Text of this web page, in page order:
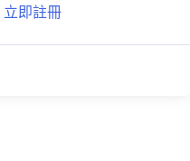
立即註冊